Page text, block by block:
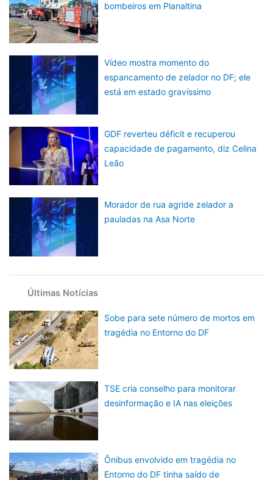
bombeiros em Planaltina
Vídeo mostra momento do
espancamento de zelador no DF; ele
está em estado gravíssimo
GDF reverteu déficit e recuperou
capacidade de pagamento, diz Celina
Leão
Morador de rua agride zelador a
pauladas na Asa Norte
Últimas Notícias
Sobe para sete número de mortos em
tragédia no Entorno do DF
TSE cria conselho para monitorar
desinformação e IA nas eleições
Ônibus envolvido em tragédia no
Entorno do DF tinha saído de